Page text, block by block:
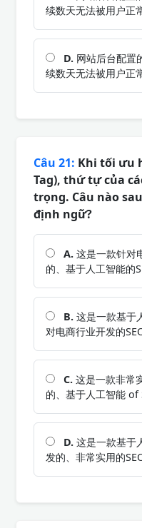
续数天无法被用户正
D. 网站后台配置
续数天无法被用户正
Câu 21: Khi tối ưu
Tag), thứ tự của
trọng. Câu nào
định ngữ?
A. 这是一款针对
的、基于人工智能的
B. 这是一款基于
对电商行业开发的
C. 这是一款非常
的、基于人工智能 of
D. 这是一款基于
发的、非常实用的